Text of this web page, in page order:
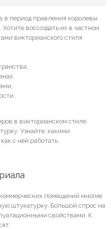
в период правления королевы
воссоздать их в частном
викторианского стиля
в викторианском стиле
Узнайте, какими
с ней работать.
помещений многие
штукатурку. Большой спрос на
свойствами. К